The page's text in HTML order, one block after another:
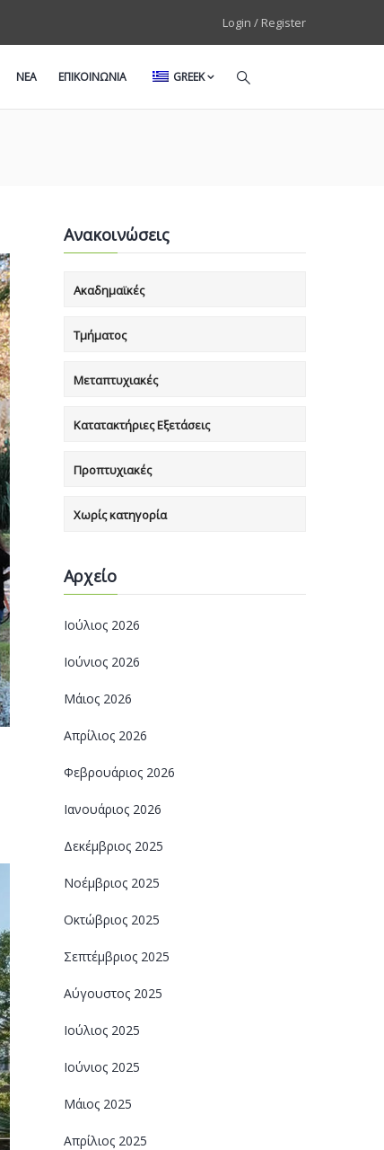
Login / Register
ΝΕΑ ΕΠΙΚΟΙΝΩΝΙΑ GREEK
Ανακοινώσεις
Ακαδημαϊκές
Τμήματος
Μεταπτυχιακές
Κατατακτήριες Εξετάσεις
Προπτυχιακές
Χωρίς κατηγορία
Αρχείο
Ιούλιος 2026
Ιούνιος 2026
Μάιος 2026
Απρίλιος 2026
Φεβρουάριος 2026
Ιανουάριος 2026
Δεκέμβριος 2025
Νοέμβριος 2025
Οκτώβριος 2025
Σεπτέμβριος 2025
Αύγουστος 2025
Ιούλιος 2025
Ιούνιος 2025
Μάιος 2025
Απρίλιος 2025